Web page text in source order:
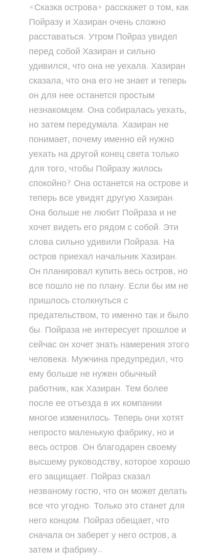
«Сказка острова» расскажет о том, как
Пойразу и Хазиран очень сложно
расставаться. Утром Пойраз увидел
перед собой Хазиран и сильно
удивился, что она не уехала. Хазиран
сказала, что она его не знает и теперь
он для нее останется простым
незнакомцем. Она собиралась уехать,
но затем передумала. Хазиран не
понимает, почему именно ей нужно
уехать на другой конец света только
для того, чтобы Пойразу жилось
спокойно? Она останется на острове и
теперь все увидят другую Хазиран.
Она больше не любит Пойраза и не
хочет видеть его рядом с собой. Эти
слова сильно удивили Пойраза. На
остров приехал начальник Хазиран.
Он планировал купить весь остров, но
все пошло не по плану. Если бы им не
пришлось столкнуться с
предательством, то именно так и было
бы. Пойраза не интересует прошлое и
сейчас он хочет знать намерения этого
человека. Мужчина предупредил, что
ему больше не нужен обычный
работник, как Хазиран. Тем более
после ее отъезда в их компании
многое изменилось. Теперь они хотят
непросто маленькую фабрику, но и
весь остров. Он благодарен своему
высшему руководству, которое хорошо
его защищает. Пойраз сказал
незваному гостю, что он может делать
все что угодно. Только это станет для
него концом. Пойраз обещает, что
сначала он заберет у него остров, а
затем и фабрику…